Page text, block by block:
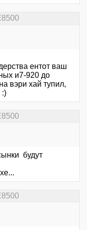
ентот ваш
и7-920 до
вэри хай тупил,
:)
будут